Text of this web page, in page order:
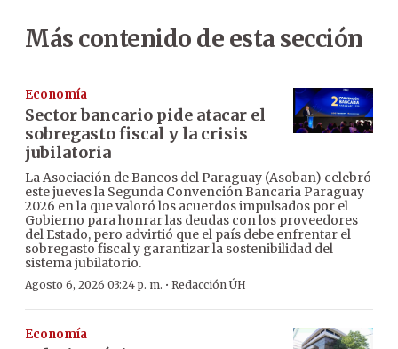
Más contenido de esta sección
Economía
Sector bancario pide atacar el
sobregasto fiscal y la crisis
jubilatoria
La Asociación de Bancos del Paraguay (Asoban) celebró
este jueves la Segunda Convención Bancaria Paraguay
2026 en la que valoró los acuerdos impulsados por el
Gobierno para honrar las deudas con los proveedores
del Estado, pero advirtió que el país debe enfrentar el
sobregasto fiscal y garantizar la sostenibilidad del
sistema jubilatorio.
Agosto 6, 2026 03:24 p. m. · Redacción ÚH
Economía